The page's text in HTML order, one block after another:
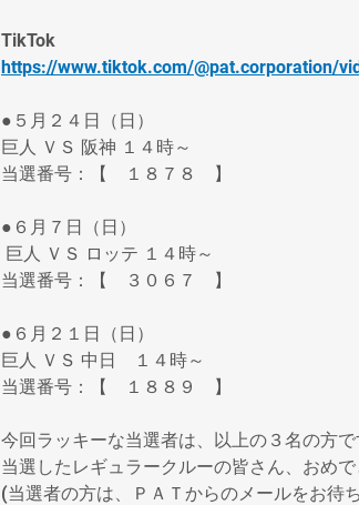
TikTok
https://www.tiktok.com/@pat.corporation/
●５月２４日（日）
巨人 ＶＳ 阪神 １４時～
当選番号：【　１８７８　】
●６月７日（日）
巨人 ＶＳ ロッテ １４時～
当選番号：【　３０６７　】
●６月２１日（日）
巨人 ＶＳ 中日　１４時～
当選番号：【　１８８９　】
今回ラッキーな当選者は、以上の３名の方で
当選したレギュラークルーの皆さん、おめで
(当選者の方は、ＰＡＴからのメールをお待